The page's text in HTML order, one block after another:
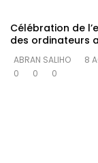
Célébration de
des ordinateurs
ABRAN SALIHO
8
0
0 0